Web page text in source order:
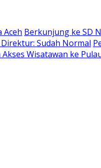
Aceh Berkunjung ke SD
Sudah Normal
Wisatawan ke